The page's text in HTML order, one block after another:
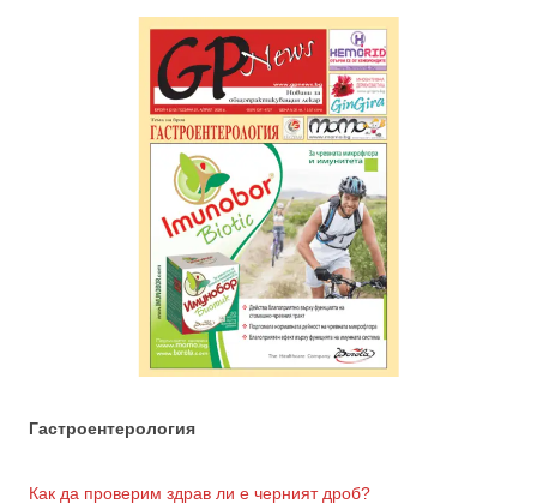
Гастроентерология
Как да проверим здрав ли е черният дроб?